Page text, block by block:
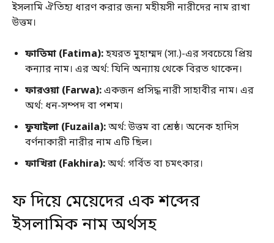
ইসলামি ঐতিহ্য ধারণ করার জন্য মহীয়সী নারীদের নাম রাখা
উত্তম।
ফাতিমা (Fatima):হযরত মুহাম্মদ (সা.)-এর সবচেয়ে প্রিয়
কন্যার নাম। এর অর্থ: যিনি অন্যায় থেকে বিরত থাকেন।
ফারওয়া (Farwa):একজন প্রসিদ্ধ নারী সাহাবীর নাম। এর
অর্থ: ধন-সম্পদ বা পশম।
ফুযাইলা (Fuzaila):অর্থ: উত্তম বা শ্রেষ্ঠ। অনেক হাদিস
বর্ণনাকারী নারীর নাম এটি ছিল।
ফাখিরা (Fakhira):অর্থ: গর্বিত বা চমৎকার।
ফ দিয়ে মেয়েদের এক শব্দের
ইসলামিক নাম অর্থসহ